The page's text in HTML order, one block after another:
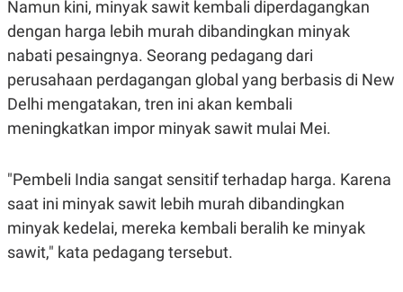
S
T
A
T
A
A
E
S
K
O
A
N
T
V
L
I
S
JARINGAN
Namun kini, minyak sawit kembali diperdagangkan
dengan harga lebih murah dibandingkan minyak
nabati pesaingnya. Seorang pedagang dari
perusahaan perdagangan global yang berbasis di New
Delhi mengatakan, tren ini akan kembali
meningkatkan impor minyak sawit mulai Mei.
"Pembeli India sangat sensitif terhadap harga. Karena
saat ini minyak sawit lebih murah dibandingkan
minyak kedelai, mereka kembali beralih ke minyak
sawit," kata pedagang tersebut.